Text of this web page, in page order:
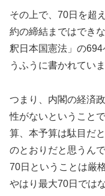
その上で、70日を超
約の締結まではでき
釈日本国憲法」の
うふうに書かれてい
つまり、内閣の経済
性がないということ
算、本予算は駄目だ
のとおりだと思うん
70日ということは厳
やはり最大70日では